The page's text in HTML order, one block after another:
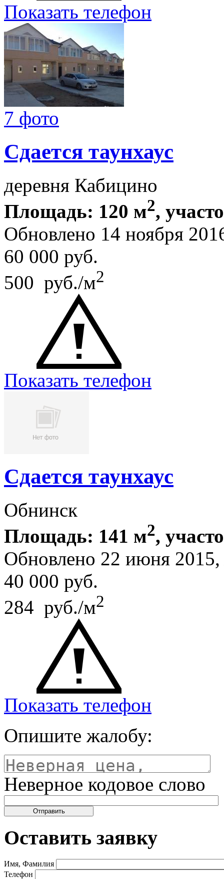
Показать телефон
7 фото
Сдается таунхаус
деревня Кабицино
Площадь: 120 м2,
Обновлено 14 ноября
60 000 руб.
500 руб./м2
Показать телефон
Сдается таунхаус
Обнинск
Площадь: 141 м2,
Обновлено 22 июня
40 000 руб.
284 руб./м2
Показать телефон
Опишите жалобу:
Неверное кодовое слово
Оставить заявку
Имя, Фамилия
Телефон